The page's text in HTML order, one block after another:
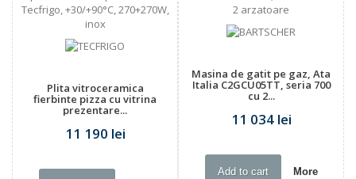
Plita vitroceramica
fierbinte pizza cu vitrina
prezentare...
11 190 lei
Masina de gatit pe gaz, Ata
Italia C2GCU05TT, seria 700
cu 2...
11 034 lei
Add to cart More